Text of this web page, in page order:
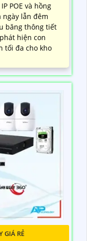
POE và hồng
ngày lẫn đêm
băng thông tiết
hiện con
tối đa cho kho
GIÁ RẺ